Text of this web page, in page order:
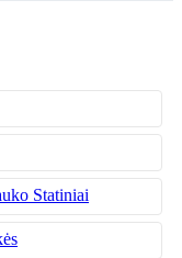
Statiniai